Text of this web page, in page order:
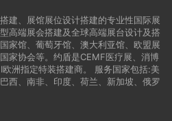
建、展馆展位设计搭建的专业性国际展
高端展会搭建及全球高端展台设计及搭
家馆、葡萄牙馆、澳大利亚馆、欧盟展
家协会等。约盾是CEMF医疗展、消博
洲指定特装搭建商。 服务国家包括:美
西、南非、印度、荷兰、新加坡、俄罗